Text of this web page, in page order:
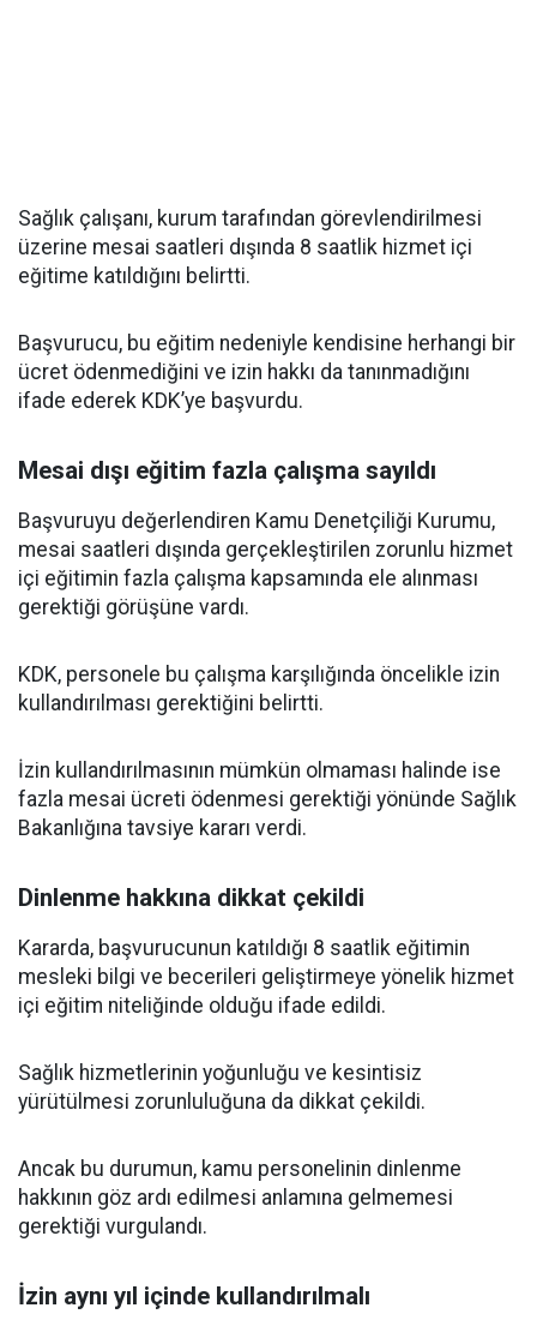
Sağlık çalışanı, kurum tarafından görevlendirilmesi
üzerine mesai saatleri dışında 8 saatlik hizmet içi
eğitime katıldığını belirtti.
Başvurucu, bu eğitim nedeniyle kendisine herhangi bir
ücret ödenmediğini ve izin hakkı da tanınmadığını
ifade ederek KDK’ye başvurdu.
Mesai dışı eğitim fazla çalışma sayıldı
Başvuruyu değerlendiren Kamu Denetçiliği Kurumu,
mesai saatleri dışında gerçekleştirilen zorunlu hizmet
içi eğitimin fazla çalışma kapsamında ele alınması
gerektiği görüşüne vardı.
KDK, personele bu çalışma karşılığında öncelikle izin
kullandırılması gerektiğini belirtti.
İzin kullandırılmasının mümkün olmaması halinde ise
fazla mesai ücreti ödenmesi gerektiği yönünde Sağlık
Bakanlığına tavsiye kararı verdi.
Dinlenme hakkına dikkat çekildi
Kararda, başvurucunun katıldığı 8 saatlik eğitimin
mesleki bilgi ve becerileri geliştirmeye yönelik hizmet
içi eğitim niteliğinde olduğu ifade edildi.
Sağlık hizmetlerinin yoğunluğu ve kesintisiz
yürütülmesi zorunluluğuna da dikkat çekildi.
Ancak bu durumun, kamu personelinin dinlenme
hakkının göz ardı edilmesi anlamına gelmemesi
gerektiği vurgulandı.
İzin aynı yıl içinde kullandırılmalı